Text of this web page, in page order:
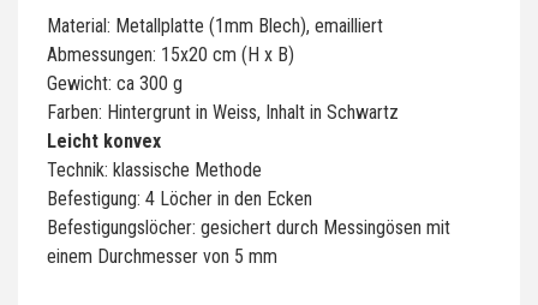
Material: Metallplatte (1mm Blech), emailliert
Abmessungen: 15x20 cm (H x B)
Gewicht: ca 300 g
Farben: Hintergrunt in Weiss, Inhalt in Schwartz
Leicht konvex
Technik: klassische Methode
Befestigung: 4 Löcher in den Ecken
Befestigungslöcher: gesichert durch Messingösen mit
einem Durchmesser von 5 mm